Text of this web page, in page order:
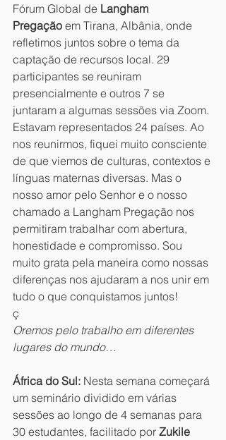
Fórum Global de Langham
Pregação em Tirana, Albânia, onde
refletimos juntos sobre o tema da
captação de recursos local. 29
participantes se reuniram
presencialmente e outros 7 se
juntaram a algumas sessões via Zoom.
Estavam representados 24 países. Ao
nos reunirmos, fiquei muito consciente
de que viemos de culturas, contextos e
línguas maternas diversas. Mas o
nosso amor pelo Senhor e o nosso
chamado a Langham Pregação nos
permitiram trabalhar com abertura,
honestidade e compromisso. Sou
muito grata pela maneira como nossas
diferenças nos ajudaram a nos unir em
tudo o que conquistamos juntos!
ç
Oremos pelo trabalho em diferentes
lugares do mundo…
África do Sul: Nesta semana começará
um seminário dividido em várias
sessões ao longo de 4 semanas para
30 estudantes, facilitado por Zukile